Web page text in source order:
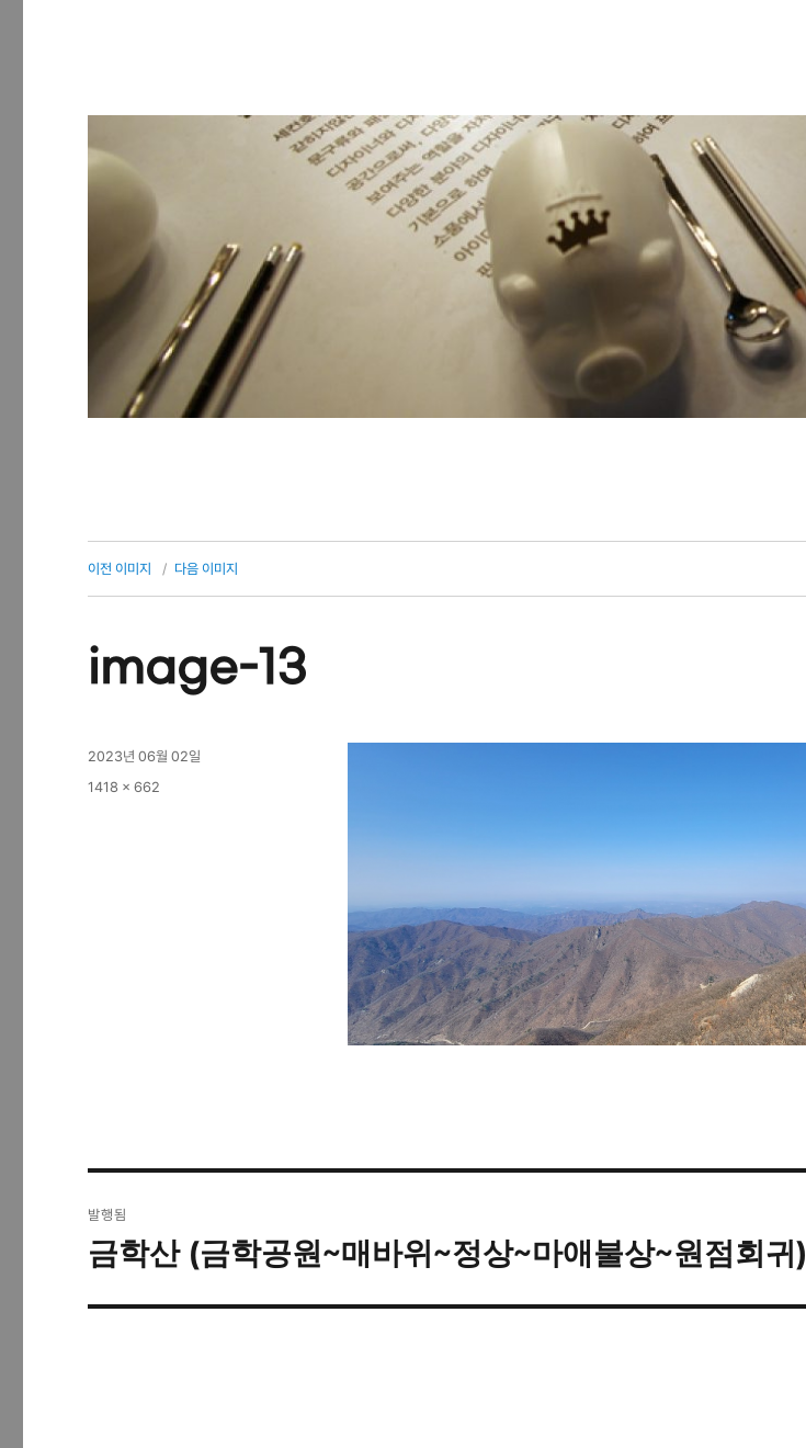
이전 이미지 다음 이미지
image-13
작
성
2023년 06월 02일
전
1418 × 662
탐
발행됨
금학산 (금학공원~매바위~정상~마애불상~원점회귀)